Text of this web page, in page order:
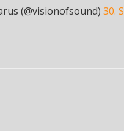
(@visionofsound) 30.